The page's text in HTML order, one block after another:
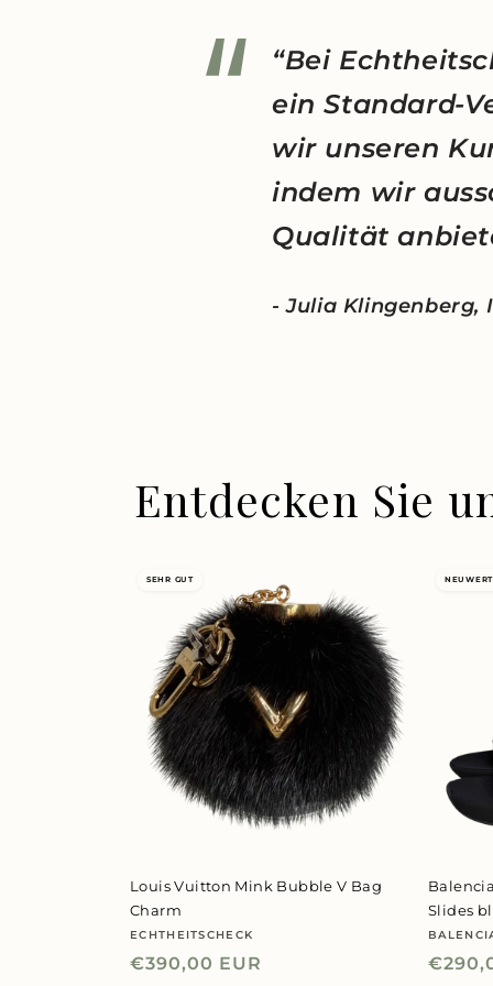
“Bei
ein Standard-
wir unseren
indem wir
Qualität
- Julia Klingenberg,
Entdecken Sie
SEHR GUT
Louis Vuitton Mink Bubble V Bag
Charm
Anbieter:
ECHTHEITSCHECK
Normaler
€390,00 EUR
Slides